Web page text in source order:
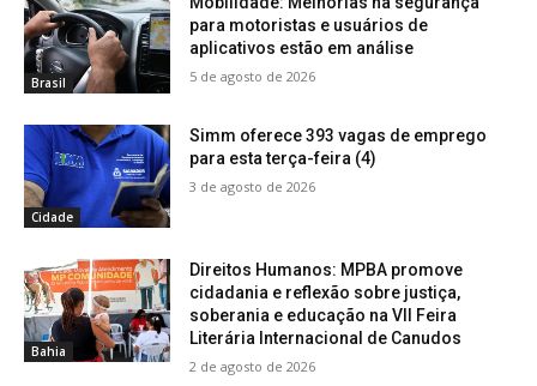
Brasil
para motoristas e usuários de
aplicativos estão em análise
5 de agosto de 2026
Cidade
Simm oferece 393 vagas de emprego
para esta terça-feira (4)
3 de agosto de 2026
Bahia
Direitos Humanos: MPBA promove
cidadania e reflexão sobre justiça,
soberania e educação na VII Feira
Literária Internacional de Canudos
2 de agosto de 2026